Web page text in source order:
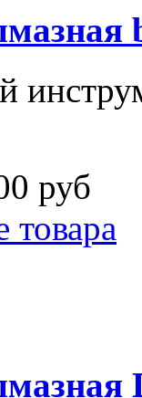
руб
товара